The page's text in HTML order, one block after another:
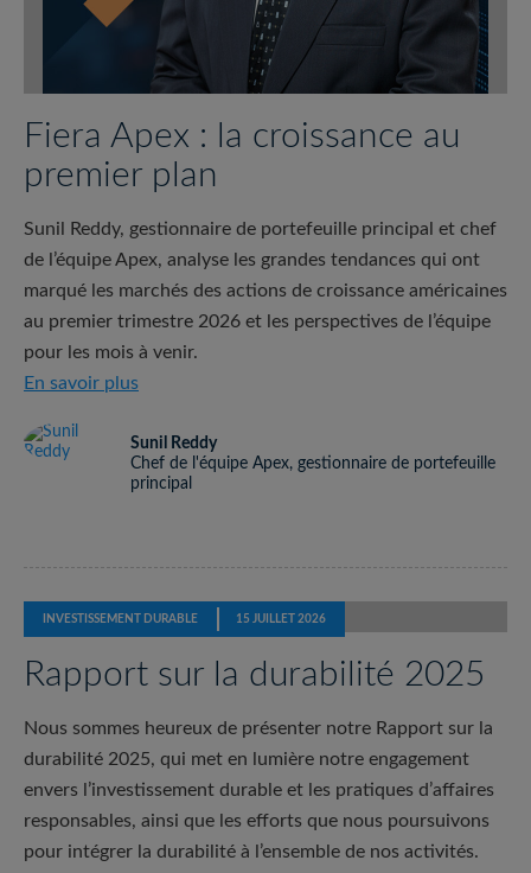
Fiera Apex : la croissance au
premier plan
Sunil Reddy, gestionnaire de portefeuille principal et chef
de l’équipe Apex, analyse les grandes tendances qui ont
marqué les marchés des actions de croissance américaines
au premier trimestre 2026 et les perspectives de l’équipe
pour les mois à venir.
En savoir plusFiera Apex : la croissance au premier plan
Sunil Reddy
Chef de l'équipe Apex, gestionnaire de portefeuille
principal
INVESTISSEMENT DURABLE 15 JUILLET 2026
Rapport sur la durabilité 2025
Nous sommes heureux de présenter notre Rapport sur la
durabilité 2025, qui met en lumière notre engagement
envers l’investissement durable et les pratiques d’affaires
responsables, ainsi que les efforts que nous poursuivons
pour intégrer la durabilité à l’ensemble de nos activités.